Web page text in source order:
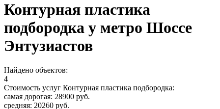
Контурная пластика
подбородка у метро Шоссе
Энтузиастов
Найдено объектов:
4
Стоимость услуг Контурная пластика подбородка:
самая дорогая: 28900 руб.
средняя: 20260 руб.